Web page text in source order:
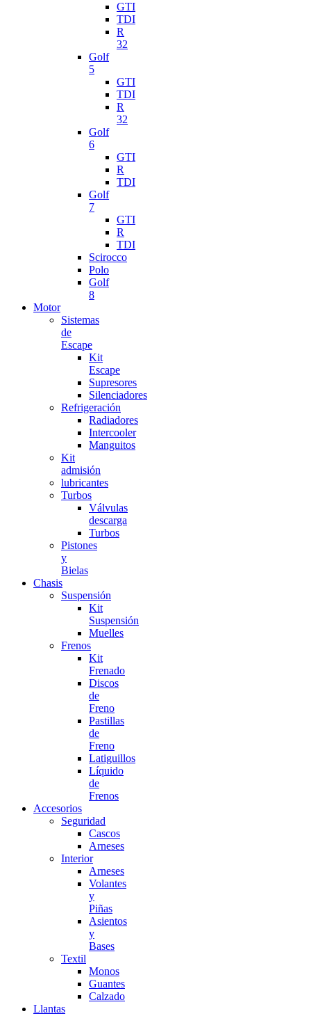
GTI
TDI
R
32
Golf
5
GTI
TDI
R
32
Golf
6
GTI
R
TDI
Golf
7
GTI
R
TDI
Scirocco
Polo
Golf
8
Motor
Sistemas
de
Escape
Kit
Escape
Supresores
Silenciadores
Refrigeración
Radiadores
Intercooler
Manguitos
Kit
admisión
lubricantes
Turbos
Válvulas
descarga
Turbos
Pistones
y
Bielas
Chasis
Suspensión
Kit
Suspensión
Muelles
Frenos
Kit
Frenado
Discos
de
Freno
Pastillas
de
Freno
Latiguillos
Líquido
de
Frenos
Accesorios
Seguridad
Cascos
Arneses
Interior
Arneses
Volantes
y
Piñas
Asientos
y
Bases
Textil
Monos
Guantes
Calzado
Llantas